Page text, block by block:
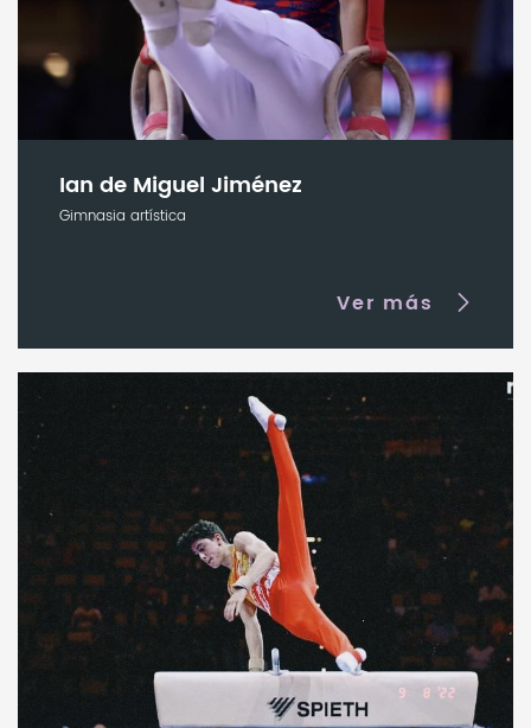
Ian de Miguel Jiménez
Gimnasia artística
Ver más